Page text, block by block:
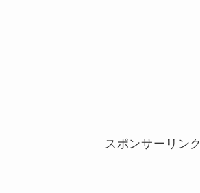
スポンサーリンク